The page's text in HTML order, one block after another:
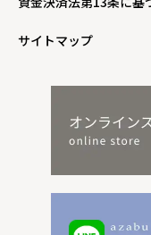
サイトマップ